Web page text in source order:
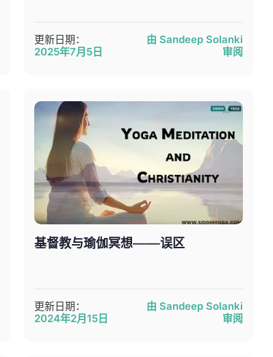
更新日期：
2025年7月5日
由 Sandeep Solanki
审阅
基督教与瑜伽冥想——误区
更新日期：
2024年2月15日
由 Sandeep Solanki
审阅